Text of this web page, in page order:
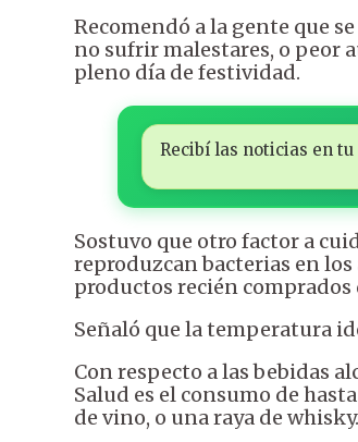
Recomendó a la gente que
no sufrir malestares, o peor
pleno día de festividad.
Recibí las noticias en
Sostuvo que otro factor a
reproduzcan bacterias en
productos recién comprados
Señaló que la temperatura
Con respecto a las bebidas
Salud es el consumo de
de vino, o una raya de whisky.